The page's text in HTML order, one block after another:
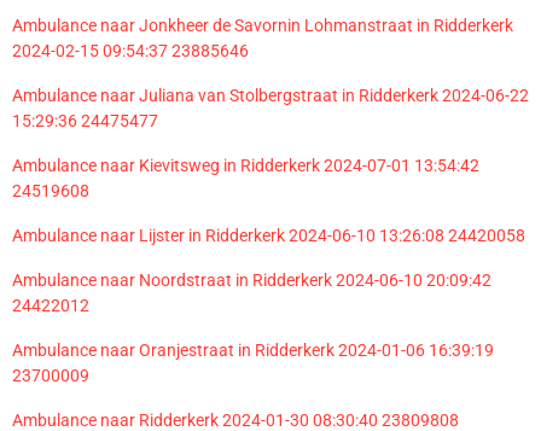
Ambulance naar Jonkheer de Savornin Lohmanstraat in Ridderkerk
2024-02-15 09:54:37 23885646
Ambulance naar Juliana van Stolbergstraat in Ridderkerk 2024-06-22
15:29:36 24475477
Ambulance naar Kievitsweg in Ridderkerk 2024-07-01 13:54:42
24519608
Ambulance naar Lijster in Ridderkerk 2024-06-10 13:26:08 24420058
Ambulance naar Noordstraat in Ridderkerk 2024-06-10 20:09:42
24422012
Ambulance naar Oranjestraat in Ridderkerk 2024-01-06 16:39:19
23700009
Ambulance naar Ridderkerk 2024-01-30 08:30:40 23809808